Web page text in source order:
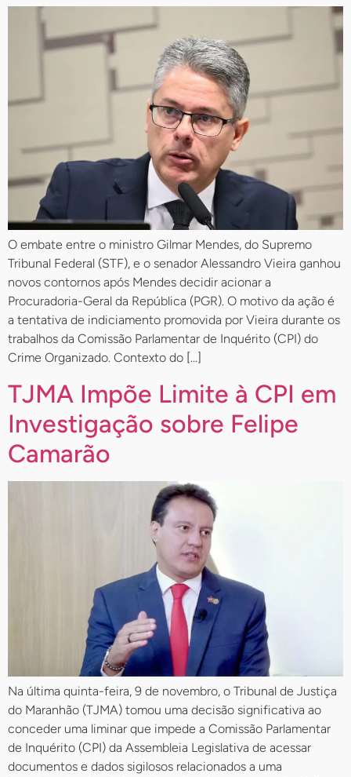
O embate entre o ministro Gilmar Mendes, do Supremo
Tribunal Federal (STF), e o senador Alessandro Vieira ganhou
novos contornos após Mendes decidir acionar a
Procuradoria-Geral da República (PGR). O motivo da ação é
a tentativa de indiciamento promovida por Vieira durante os
trabalhos da Comissão Parlamentar de Inquérito (CPI) do
Crime Organizado. Contexto do […]
TJMA Impõe Limite à CPI em
Investigação sobre Felipe
Camarão
Na última quinta-feira, 9 de novembro, o Tribunal de Justiça
do Maranhão (TJMA) tomou uma decisão significativa ao
conceder uma liminar que impede a Comissão Parlamentar
de Inquérito (CPI) da Assembleia Legislativa de acessar
documentos e dados sigilosos relacionados a uma